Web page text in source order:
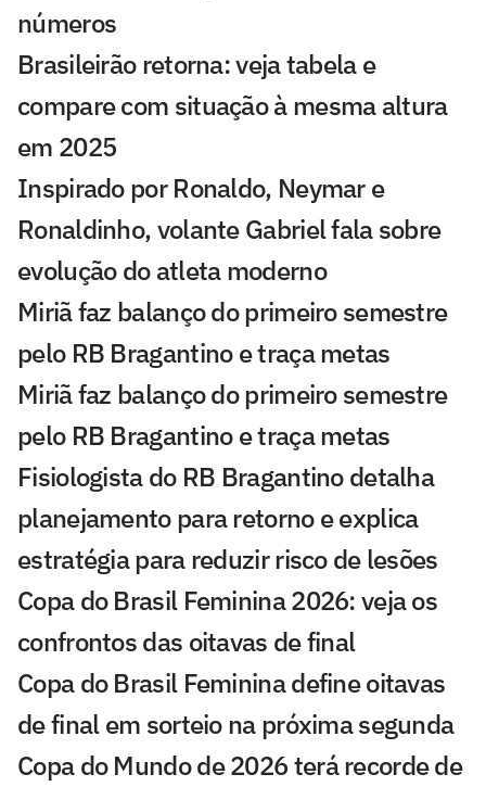
números
Brasileirão retorna: veja tabela e
compare com situação à mesma altura
em 2025
Inspirado por Ronaldo, Neymar e
Ronaldinho, volante Gabriel fala sobre
evolução do atleta moderno
Miriã faz balanço do primeiro semestre
pelo RB Bragantino e traça metas
Miriã faz balanço do primeiro semestre
pelo RB Bragantino e traça metas
Fisiologista do RB Bragantino detalha
planejamento para retorno e explica
estratégia para reduzir risco de lesões
Copa do Brasil Feminina 2026: veja os
confrontos das oitavas de final
Copa do Brasil Feminina define oitavas
de final em sorteio na próxima segunda
Copa do Mundo de 2026 terá recorde de